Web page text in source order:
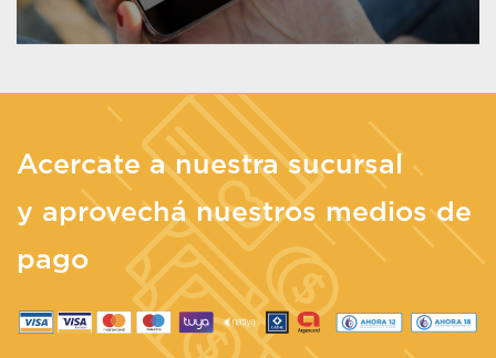
Acercate a nuestra sucursal
y aprovechá nuestros medios de
pago